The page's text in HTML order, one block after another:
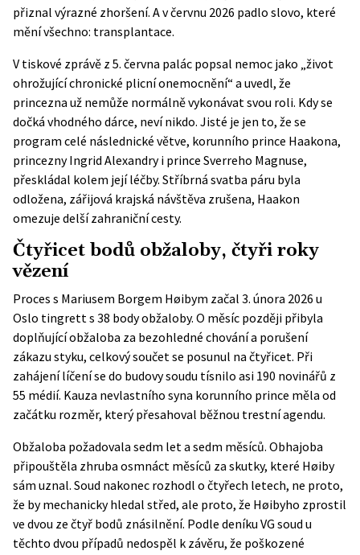
přiznal výrazné zhoršení. A v červnu 2026 padlo slovo, které
mění všechno: transplantace.
V tiskové zprávě z 5. června palác popsal nemoc jako „život
ohrožující chronické plicní onemocnění“ a uvedl, že
princezna už nemůže normálně vykonávat svou roli. Kdy se
dočká vhodného dárce, neví nikdo. Jisté je jen to, že se
program celé následnické větve, korunního prince Haakona,
princezny Ingrid Alexandry i prince Sverreho Magnuse,
přeskládal kolem její léčby. Stříbrná svatba páru byla
odložena, zářijová krajská návštěva zrušena, Haakon
omezuje delší zahraniční cesty.
Čtyřicet bodů obžaloby, čtyři roky
vězení
Proces s Mariusem Borgem Høibym začal 3. února 2026 u
Oslo tingrett s 38 body obžaloby. O měsíc později přibyla
doplňující obžaloba za bezohledné chování a porušení
zákazu styku, celkový součet se posunul na čtyřicet. Při
zahájení líčení se do budovy soudu tísnilo asi 190 novinářů z
55 médií. Kauza nevlastního syna korunního prince měla od
začátku rozměr, který přesahoval běžnou trestní agendu.
Obžaloba požadovala sedm let a sedm měsíců. Obhajoba
připouštěla zhruba osmnáct měsíců za skutky, které Høiby
sám uznal. Soud nakonec rozhodl o čtyřech letech, ne proto,
že by mechanicky hledal střed, ale proto, že Høibyho zprostil
ve dvou ze čtyř bodů znásilnění. Podle deníku VG soud u
těchto dvou případů nedospěl k závěru, že poškozené